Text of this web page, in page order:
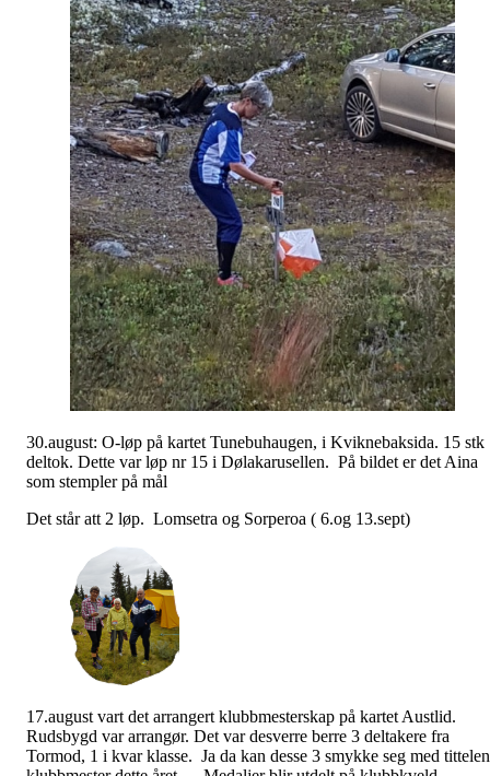
30.august: O-løp på kartet Tunebuhaugen, i Kviknebaksida. 15 stk
deltok. Dette var løp nr 15 i Dølakarusellen. På bildet er det Aina
som stempler på mål
Det står att 2 løp. Lomsetra og Sorperoa ( 6.og 13.sept)
17.august vart det arrangert klubbmesterskap på kartet Austlid.
Rudsbygd var arrangør. Det var desverre berre 3 deltakere fra
Tormod, 1 i kvar klasse. Ja da kan desse 3 smykke seg med tittelen